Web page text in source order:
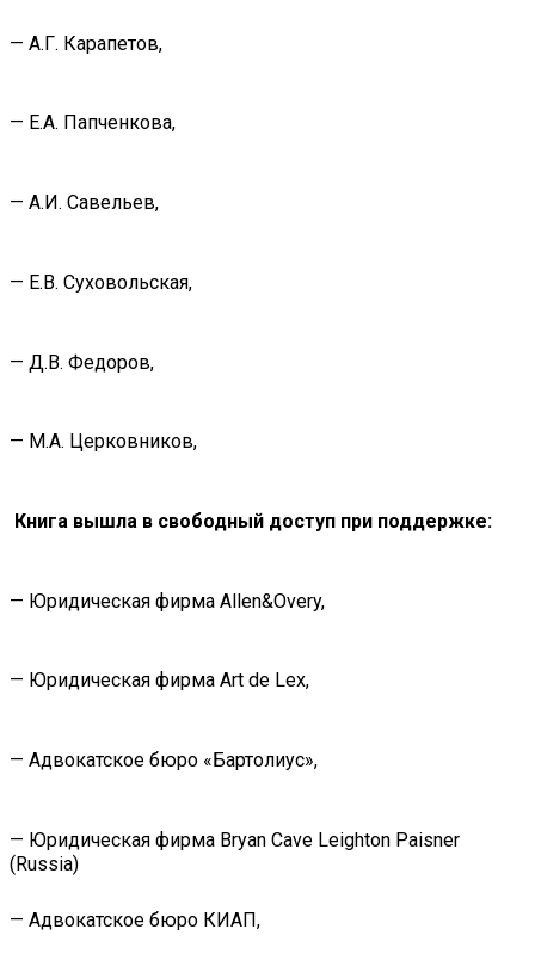
— А.Г. Карапетов,
— Е.А. Папченкова,
— А.И. Савельев,
— Е.В. Суховольская,
— Д.В. Федоров,
— М.А. Церковников,
Книга вышла в свободный доступ при поддержке:
— Юридическая фирма Allen&Overy,
— Юридическая фирма Art de Lex,
— Адвокатское бюро «Бартолиус»,
— Юридическая фирма Bryan Cave Leighton Paisner
(Russia)
— Адвокатское бюро КИАП,